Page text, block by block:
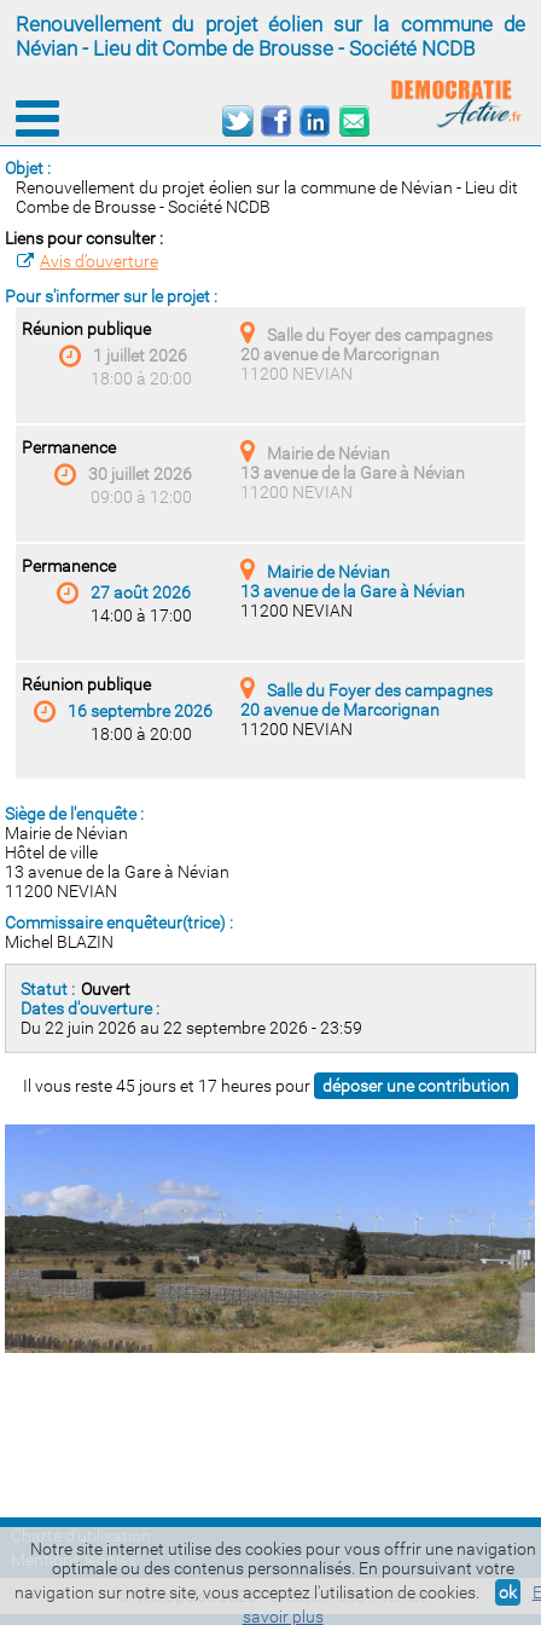
Renouvellement du projet éolien sur la commune de
Névian - Lieu dit Combe de Brousse - Société NCDB
Objet :
Renouvellement du projet éolien sur la commune de Névian - Lieu dit
Combe de Brousse - Société NCDB
Liens pour consulter :
Avis d’ouverture
Pour s'informer sur le projet :
Réunion publique
1 juillet 2026
18:00 à 20:00
Salle du Foyer des campagnes
20 avenue de Marcorignan
11200 NEVIAN
Permanence
30 juillet 2026
09:00 à 12:00
Mairie de Névian
13 avenue de la Gare à Névian
11200 NEVIAN
Permanence
27 août 2026
14:00 à 17:00
Mairie de Névian
13 avenue de la Gare à Névian
11200 NEVIAN
Réunion publique
16 septembre 2026
18:00 à 20:00
Salle du Foyer des campagnes
20 avenue de Marcorignan
11200 NEVIAN
Siège de l'enquête :
Mairie de Névian
Hôtel de ville
13 avenue de la Gare à Névian
11200 NEVIAN
Commissaire enquêteur(trice) :
Michel BLAZIN
Statut : Ouvert
Dates d'ouverture :
Du 22 juin 2026 au 22 septembre 2026 - 23:59
Il vous reste 45 jours et 17 heures pour déposer une contribution
Charte d'utilisation
Mentions légales
© Micropulse 2026 -Création site Internet
Notre site internet utilise des cookies pour vous offrir une navigation
optimale ou des contenus personnalisés. En poursuivant votre
navigation sur notre site, vous acceptez l'utilisation de cookies.
ok
savoir plus